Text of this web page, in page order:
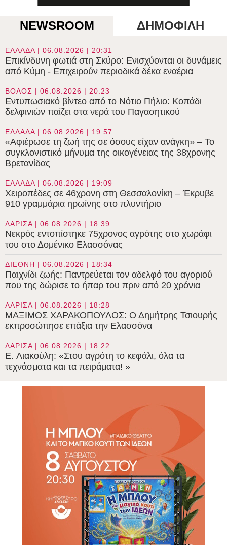
NEWSROOM ΔΗΜΟΦΙΛΗ
ΕΛΛΑΔΑ | 06.08.2026 | 20:31
Επικίνδυνη φωτιά στη Σκύρο: Ενισχύονται οι δυνάμεις
από Κύμη - Επιχειρούν περιοδικά δέκα εναέρια
ΒΟΛΟΣ | 06.08.2026 | 20:23
Εντυπωσιακό βίντεο από το Νότιο Πήλιο: Κοπάδι
δελφινιών παίζει στα νερά του Παγασητικού
ΕΛΛΑΔΑ | 06.08.2026 | 19:57
«Αφιέρωσε τη ζωή της σε όσους είχαν ανάγκη» – Το
συγκλονιστικό μήνυμα της οικογένειας της 38χρονης
Βρετανίδας
ΕΛΛΑΔΑ | 06.08.2026 | 19:09
Χειροπέδες σε 46χρονη στη Θεσσαλονίκη – Έκρυβε
910 γραμμάρια ηρωίνης στο πλυντήριο
ΛΑΡΙΣΑ | 06.08.2026 | 18:39
Νεκρός εντοπίστηκε 75χρονος αγρότης στο χωράφι
του στο Δομένικο Ελασσόνας
ΔΙΕΘΝΗ | 06.08.2026 | 18:34
Παιχνίδι ζωής: Παντρεύεται τον αδελφό του αγοριού
που της δώρισε το ήπαρ του πριν από 20 χρόνια
ΛΑΡΙΣΑ | 06.08.2026 | 18:28
ΜΑΞΙΜΟΣ ΧΑΡΑΚΟΠΟΥΛΟΣ: Ο Δημήτρης Τσιουρής
εκπροσώπησε επάξια την Ελασσόνα
ΛΑΡΙΣΑ | 06.08.2026 | 18:22
E. Λιακούλη: «Στου αγρότη το κεφάλι, όλα τα
τεχνάσματα και τα πειράματα! »